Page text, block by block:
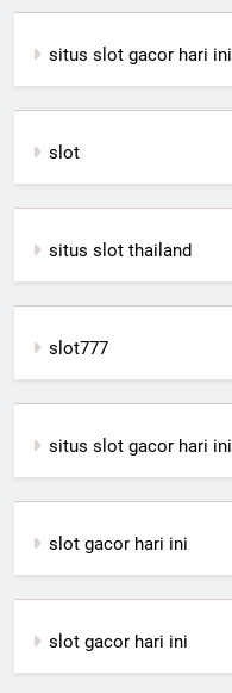
situs slot gacor hari ini
slot
situs slot thailand
slot777
situs slot gacor hari ini
slot gacor hari ini
slot gacor hari ini